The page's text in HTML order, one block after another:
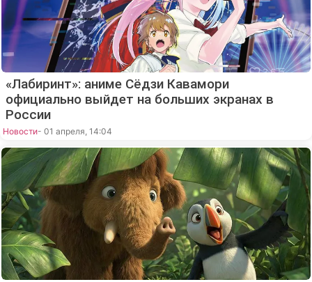
«Лабиринт»: аниме Сёдзи Кавамори
официально выйдет на больших экранах в
России
Новости- 01 апреля, 14:04